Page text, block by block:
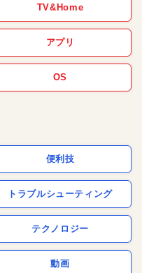
TV&Home
アプリ
OS
便利技
トラブルシューティング
テクノロジー
動画